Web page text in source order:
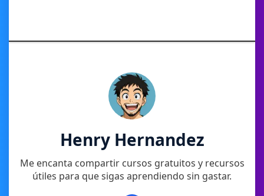
Henry Hernandez
Me encanta compartir cursos gratuitos y recursos
útiles para que sigas aprendiendo sin gastar.